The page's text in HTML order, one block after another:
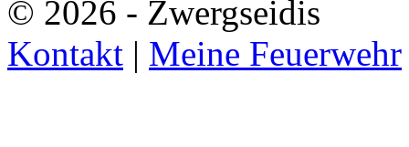
© 2026 - Zwergseidis
Kontakt | Meine Feuerwehr